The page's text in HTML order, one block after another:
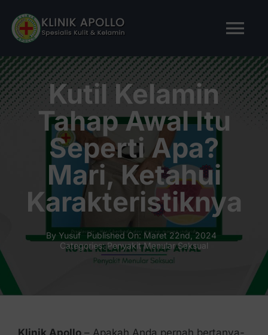
content
BERANDA
TENTANG KAMI
LAYANAN KAMI
ARTIKEL
Tanya Apollo
Kutil Kelamin
Tahap Awal Itu
Seperti Apa?
Mari, Ketahui
Karakteristiknya
By Yusuf
Published On: Maret 22nd, 2024
Categories:Penyakit Menular Seksual
Klinik Apollo– Apakah Anda pernah bertanya-